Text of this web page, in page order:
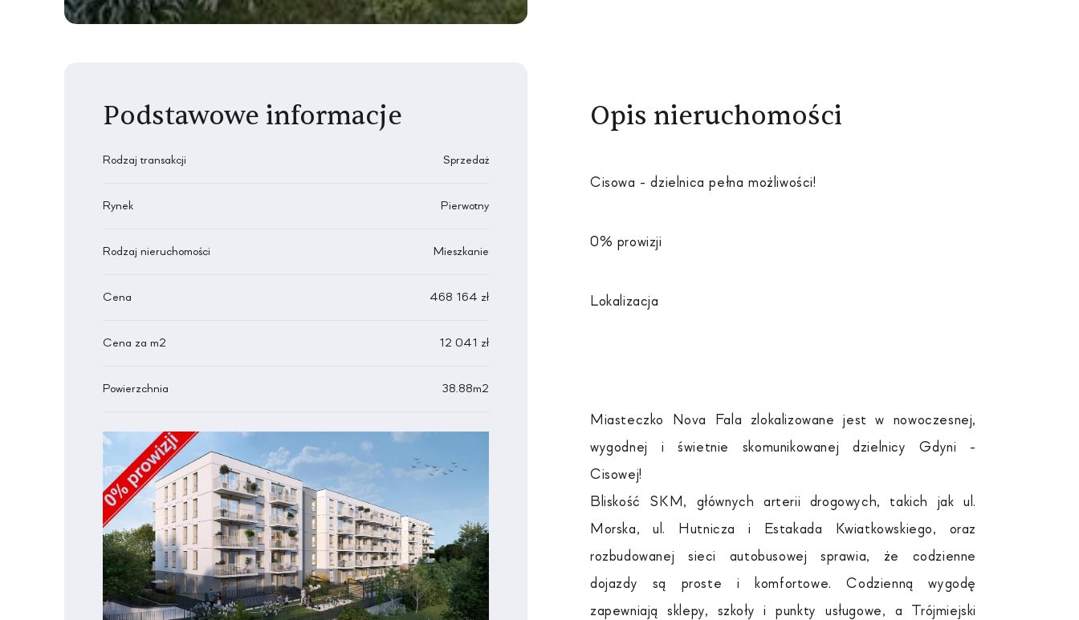
Podstawowe informacje
Rodzaj transakcji Sprzedaż
Rynek Pierwotny
Rodzaj nieruchomości Mieszkanie
Cena 468 164 zł
Cena za m2 12 041 zł
Powierzchnia 38.88m2
Opis nieruchomości
Cisowa - dzielnica pełna możliwości!
0% prowizji
Lokalizacja
Miasteczko Nova Fala zlokalizowane jest w nowoczesnej,
wygodnej i świetnie skomunikowanej dzielnicy Gdyni -
Cisowej!
Bliskość SKM, głównych arterii drogowych, takich jak ul.
Morska, ul. Hutnicza i Estakada Kwiatkowskiego, oraz
rozbudowanej sieci autobusowej sprawia, że codzienne
dojazdy są proste i komfortowe. Codzienną wygodę
zapewniają sklepy, szkoły i punkty usługowe, a Trójmiejski